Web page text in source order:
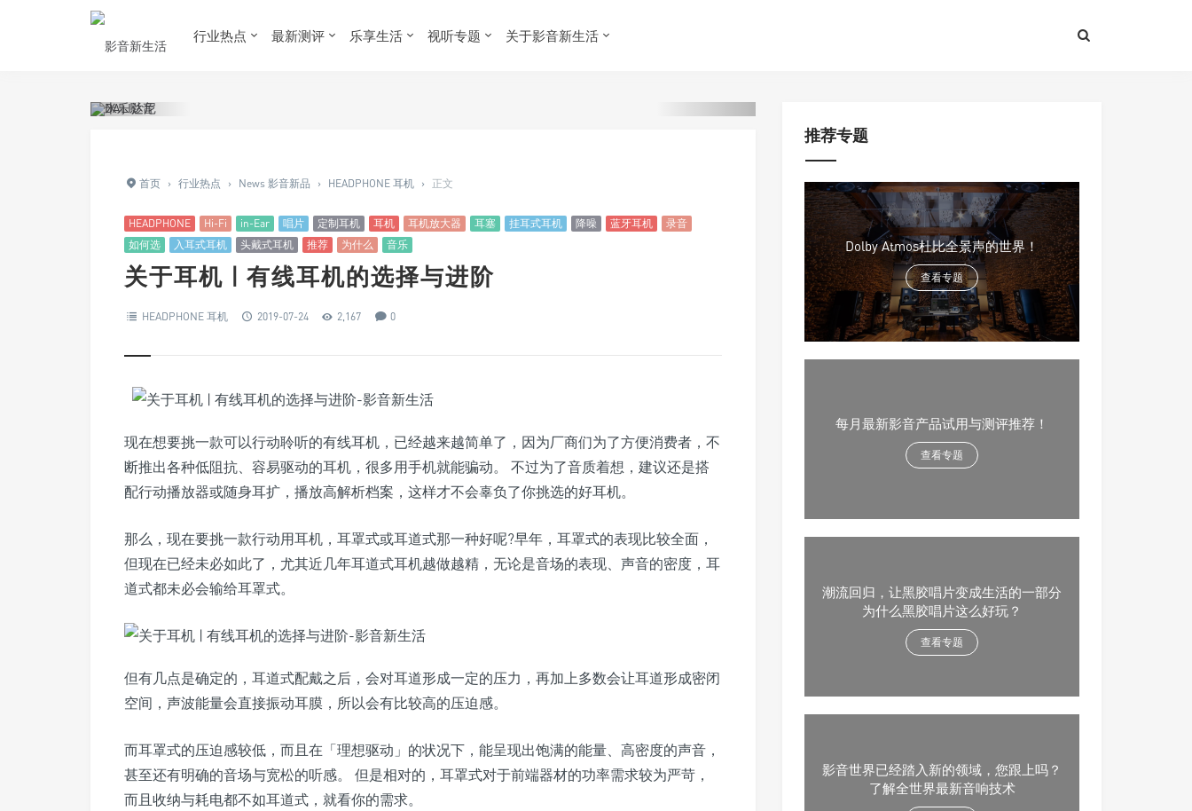
行业热点 最新测评 乐享生活 视听专题 关于影音新生活
首页 › 行业热点 › News 影音新品 › HEADPHONE 耳机 › 正文
HEADPHONE Hi-Fi in-Ear 唱片 定制耳机 耳机 耳机放大器 耳塞 挂耳式耳机 降噪 蓝牙耳机
录音
如何选
入耳式耳机 头戴式耳机 推荐 为什么 音乐
关于耳机 | 有线耳机的选择与进阶
HEADPHONE 耳机 2019-07-24 2,167 0
现在想要挑一款可以行动聆听的有线耳机，已经越来越简单了，因为厂商们为了方便消费者，不
断推出各种低阻抗、容易驱动的耳机，很多用手机就能骗动。 不过为了音质着想，建议还是搭
配行动播放器或随身耳扩，播放高解析档案，这样才不会辜负了你挑选的好耳机。
那么，现在要挑一款行动用耳机，耳罩式或耳道式那一种好呢?早年，耳罩式的表现比较全面，
但现在已经未必如此了，尤其近几年耳道式耳机越做越精，无论是音场的表现、声音的密度，耳
道式都未必会输给耳罩式。
但有几点是确定的，耳道式配戴之后，会对耳道形成一定的压力，再加上多数会让耳道形成密闭
空间，声波能量会直接振动耳膜，所以会有比较高的压迫感。
而耳罩式的压迫感较低，而且在「理想驱动」的状况下，能呈现出饱满的能量、高密度的声音，
甚至还有明确的音场与宽松的听感。 但是相对的，耳罩式对于前端器材的功率需求较为严苛，
而且收纳与耗电都不如耳道式，就看你的需求。
推荐专题
Dolby Atmos杜比全景声的世界！
查看专题
每月最新影音产品试用与测评推荐！
查看专题
潮流回归，让黑胶唱片变成生活的一部分
为什么黑胶唱片这么好玩？
查看专题
影音世界已经踏入新的领域，您跟上吗？
了解全世界最新音响技术